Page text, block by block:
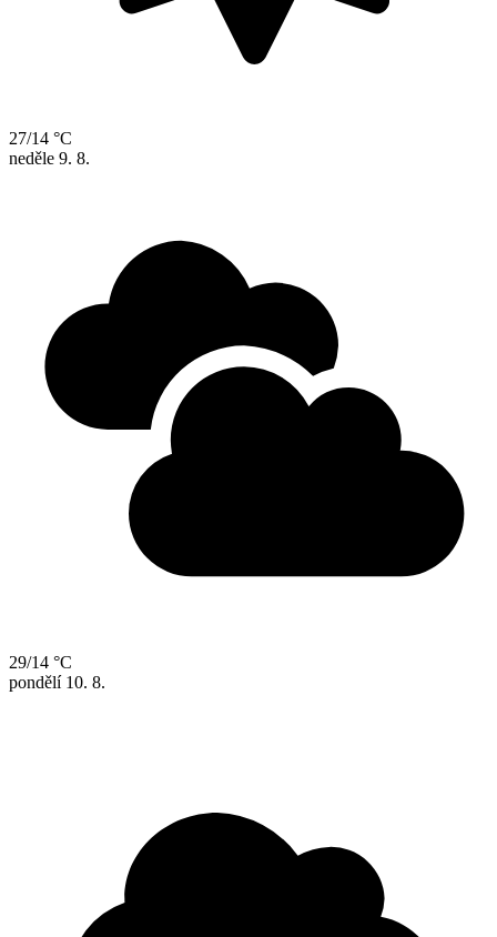
27/14 °C
neděle 9. 8.
29/14 °C
pondělí 10. 8.